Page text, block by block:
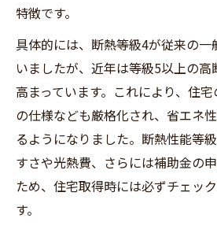
断熱性能が暮らしの光熱
断熱性能等級アップの住
補助金活用で断熱性能を高め
断熱性能向上に使える仙
せんだい健幸省エネ住宅
断熱性能基準を満たすた
特徴です。
具体的には、断熱等級4が従来の一
いましたが、近年は等級5以上の
高まっています。これにより、住
の仕様なども厳格化され、省エネ
るようになりました。断熱性能等
すさや光熱費、さらには補助金の
ため、住宅取得時には必ずチェッ
す。